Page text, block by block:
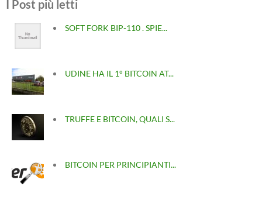
I Post più letti
SOFT FORK BIP-110 . SPIE...
UDINE HA IL 1° BITCOIN AT...
TRUFFE E BITCOIN, QUALI S...
BITCOIN PER PRINCIPIANTI...